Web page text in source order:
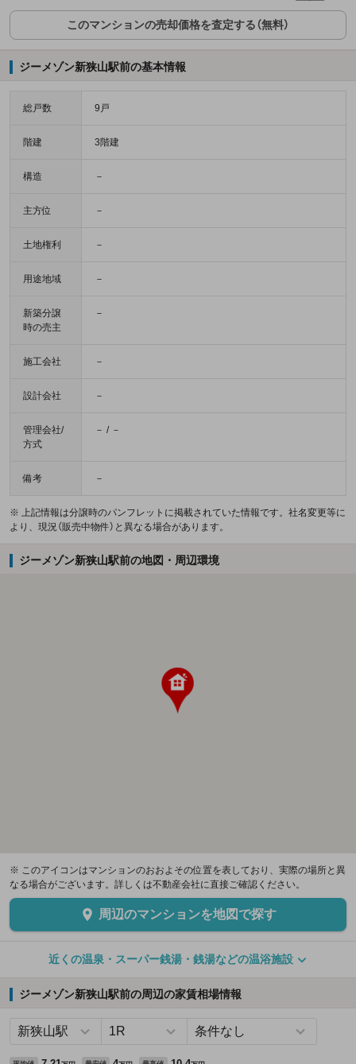
このマンションの売却価格を査定する（無料）
ジーメゾン新狭山駅前の基本情報
総戸数 9戸
階建 3階建
構造 －
主方位 －
土地権利 －
用途地域 －
新築分譲
時の売主
－
施工会社 －
設計会社 －
管理会社/
方式
－ / －
備考 －
※ 上記情報は分譲時のパンフレットに掲載されていた情報です。社名変更等に
より、現況（販売中物件）と異なる場合があります。
ジーメゾン新狭山駅前の地図・周辺環境
※ このアイコンはマンションのおおよその位置を表しており、実際の場所と異
なる場合がございます。詳しくは不動産会社に直接ご確認ください。
周辺のマンションを地図で探す
近くの温泉・スーパー銭湯・銭湯などの温浴施設
ジーメゾン新狭山駅前の周辺の家賃相場情報